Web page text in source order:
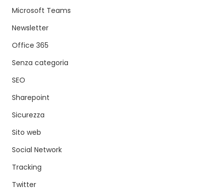
Microsoft Teams
Newsletter
Office 365
Senza categoria
SEO
Sharepoint
Sicurezza
Sito web
Social Network
Tracking
Twitter